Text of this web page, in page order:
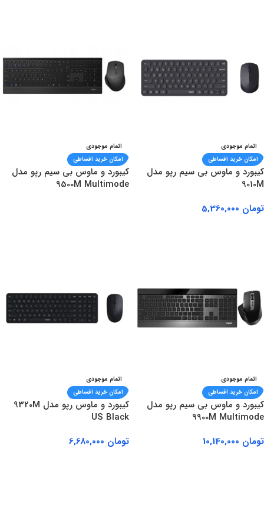
اتمام موجودی
امکان خرید اقساطی
کیبورد و ماوس بی سیم رپو مدل
9010M
تومان
اتمام موجودی
امکان خرید اقساطی
کیبورد و ماوس بی سیم رپو مدل
9500M Multimode
اتمام موجودی
امکان خرید اقساطی
کیبورد و ماوس بی سیم رپو مدل
9900M Multimode
تومان
اتمام موجودی
امکان خرید اقساطی
کیبورد و ماوس رپو مدل 9320M
US Black
تومان